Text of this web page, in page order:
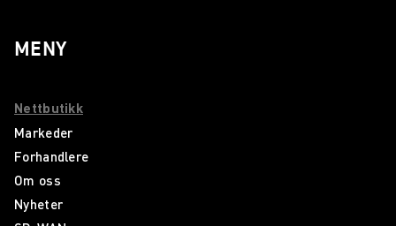
MENY
Nettbutikk
Markeder
Forhandlere
Om oss
Nyheter